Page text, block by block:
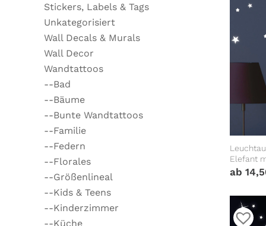
Stickers, Labels & Tags
Unkategorisiert
Wall Decals & Murals
Wall Decor
Wandtattoos
--Bad
--Bäume
--Bunte Wandtattoos
--Familie
--Federn
--Florales
--Größenlineal
--Kids & Teens
--Kinderzimmer
--Küche
Elefant
leuchten
ab